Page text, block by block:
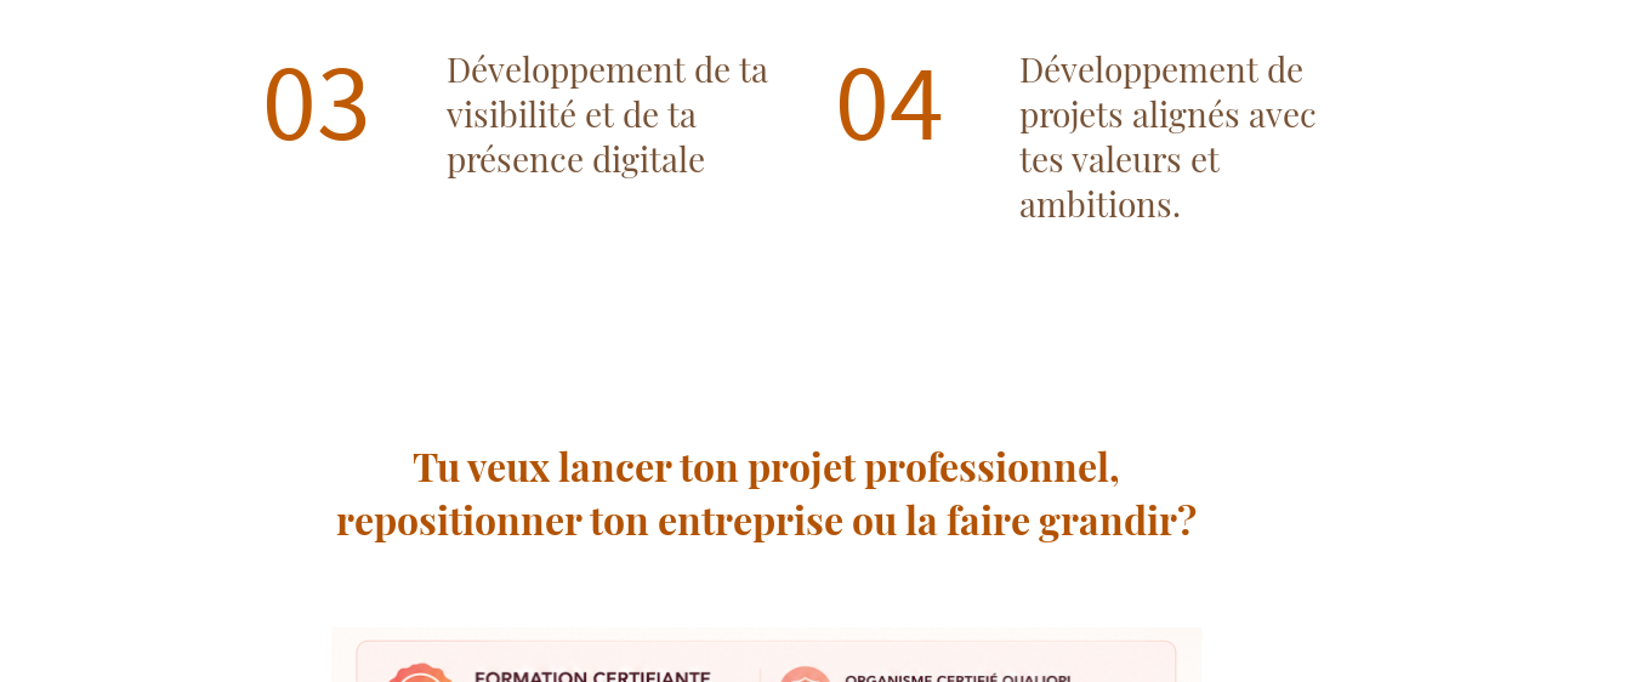
03
Développement de ta
visibilité et de ta
présence digitale
04
Développement de
projets alignés avec
tes valeurs et
ambitions.
Tu veux lancer ton projet professionnel,
repositionner ton entreprise ou la faire grandir?